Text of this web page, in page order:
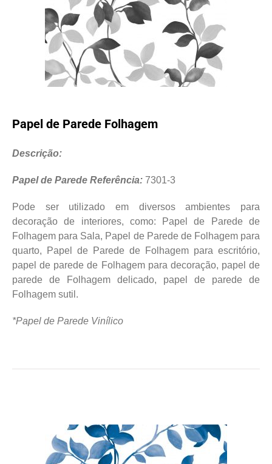
Papel de Parede Folhagem
Descrição:
Papel de Parede Referência: 7301-3
Pode ser utilizado em diversos ambientes para
decoração de interiores, como: Papel de Parede de
Folhagem para Sala, Papel de Parede de Folhagem para
quarto, Papel de Parede de Folhagem para escritório,
papel de parede de Folhagem para decoração, papel de
parede de Folhagem delicado, papel de parede de
Folhagem sutil.
*Papel de Parede Vinílico